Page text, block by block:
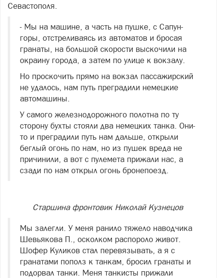
Севастополя.
- Мы на машине, а часть на пушке, с Сапун-
горы, отстреливаясь из автоматов и бросая
гранаты, на большой скорости выскочили на
окраину города, а затем по улице к вокзалу.
Но проскочить прямо на вокзал пассажирский
не удалось, нам путь преградили немецкие
автомашины.
У самого железнодорожного полотна по ту
сторону бухты стояли два немецких танка. Они-
то и преградили путь нам дальше, открыли
беглый огонь по нам, но из пушек вреда не
причинили, а вот с пулемета прижали нас, а
сзади по нам открыл огонь бронепоезд.
Старшина фронтовик Николай Кузнецов
Мы залегли. У меня ранило тяжело наводчика
Шевьякова П., осколком распороло живот.
Шофер Куликов стал перевязывать, а я с
гранатами пополз к танкам, бросил гранаты и
подорвал танки. Меня танкисты прижали